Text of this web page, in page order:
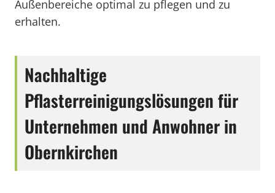
Außenbereiche optimal zu pflegen und zu
erhalten.
Nachhaltige
Pflasterreinigungslösungen für
Unternehmen und Anwohner in
Obernkirchen